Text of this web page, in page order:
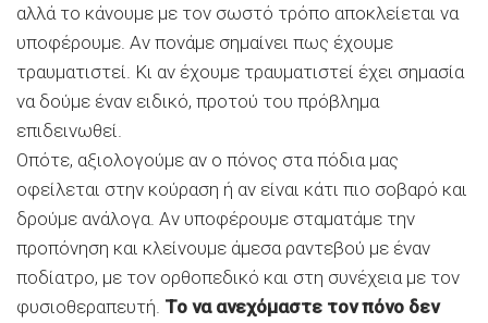
αλλά το κάνουμε με τον σωστό τρόπο αποκλείεται να
υποφέρουμε. Αν πονάμε σημαίνει πως έχουμε
τραυματιστεί. Κι αν έχουμε τραυματιστεί έχει σημασία
να δούμε έναν ειδικό, προτού του πρόβλημα
επιδεινωθεί.
Οπότε, αξιολογούμε αν ο πόνος στα πόδια μας
οφείλεται στην κούραση ή αν είναι κάτι πιο σοβαρό και
δρούμε ανάλογα. Αν υποφέρουμε σταματάμε την
προπόνηση και κλείνουμε άμεσα ραντεβού με έναν
ποδίατρο, με τον ορθοπεδικό και στη συνέχεια με τον
φυσιοθεραπευτή. Το να ανεχόμαστε τον πόνο δεν